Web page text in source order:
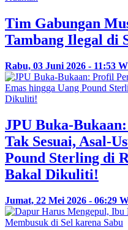
Tim Gabungan
Tambang Ilegal di
Rabu, 03 Juni 2026 - 11:53
JPU Buka-
Tak Sesuai, Asal-
Pound Sterling di
Bakal Dikuliti!
Jumat, 22 Mei 2026 - 06:29